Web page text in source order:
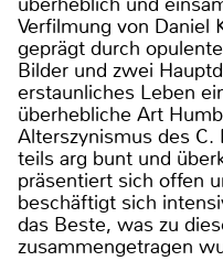
Verfilmung von Daniel
geprägt durch
Bilder und zwei
erstaunliches Leben
überhebliche Art
Alterszynismus des C.
teils arg bunt und
präsentiert sich offen
beschäftigt sich
das Beste, was zu
zusammengetragen